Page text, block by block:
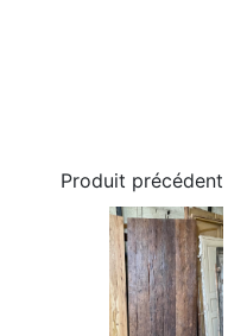
Produit précédent